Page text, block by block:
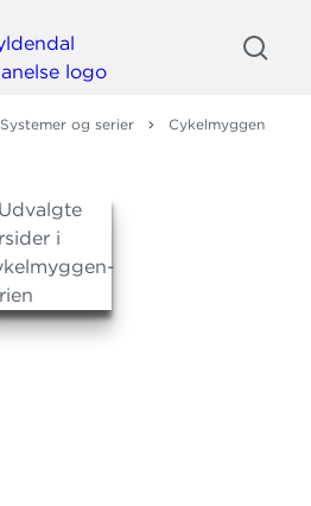
Systemer og serier Cykelmyggen